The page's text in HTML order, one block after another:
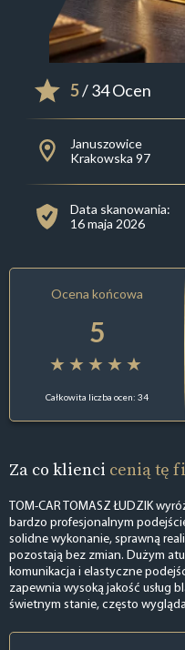
5/ 34 Ocen
Januszowice
Krakowska 97
Data skanowania:
16 maja 2026
Ocena końcowa
5
Całkowita liczba ocen: 34
Za co klienci cenią tę
TOM-CAR TOMASZ ŁUDZIK
bardzo profesjonalnym
solidne wykonanie, sprawną
pozostają bez zmian. Dużym
komunikacja i elastyczne
zapewnia wysoką jakość usług
świetnym stanie, często